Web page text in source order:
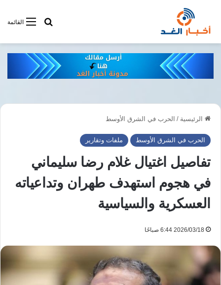
القائمةأبحت فى
الرئيسية / الحرب في الشرق الأوسط
الحرب في الشرق الأوسط ملفات وتقارير
تفاصيل اغتيال غلام رضا سليماني
في هجوم استهدف طهران وتداعياته
العسكرية والسياسية
2026/03/18 6:44 صباحًا